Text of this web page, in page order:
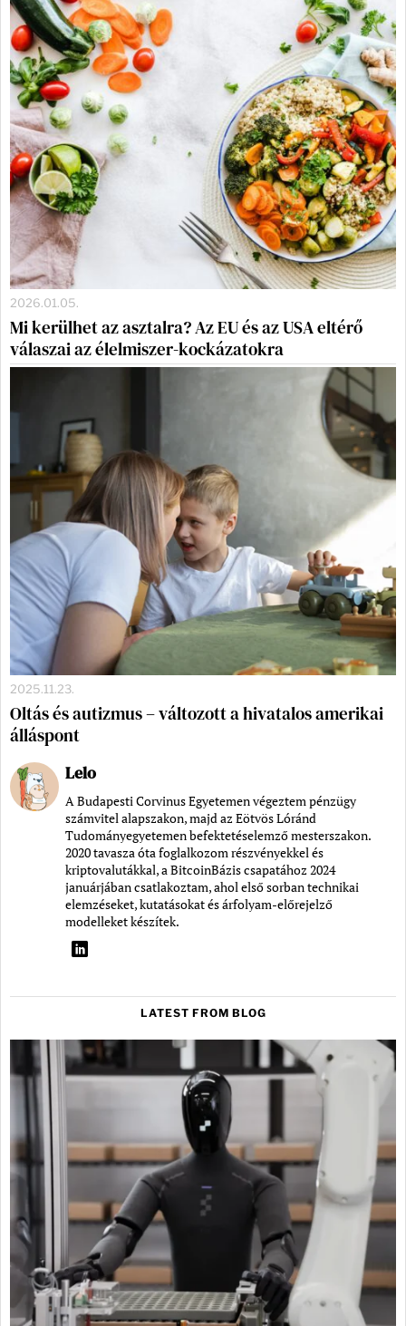
2026.01.05.
Mi kerülhet az asztalra? Az EU és az USA eltérő
válaszai az élelmiszer-kockázatokra
2025.11.23.
Oltás és autizmus – változott a hivatalos amerikai
álláspont
Lelo
A Budapesti Corvinus Egyetemen végeztem pénzügy
számvitel alapszakon, majd az Eötvös Lóránd
Tudományegyetemen befektetéselemző mesterszakon.
2020 tavasza óta foglalkozom részvényekkel és
kriptovalutákkal, a BitcoinBázis csapatához 2024
januárjában csatlakoztam, ahol első sorban technikai
elemzéseket, kutatásokat és árfolyam-előrejelző
modelleket készítek.
LATEST FROM BLOG